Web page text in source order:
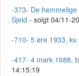
-373- De
Sjeld - solgt 04/11-
-710- 5 øre 1933,
-417- 4 mark 1688,
14:15:19